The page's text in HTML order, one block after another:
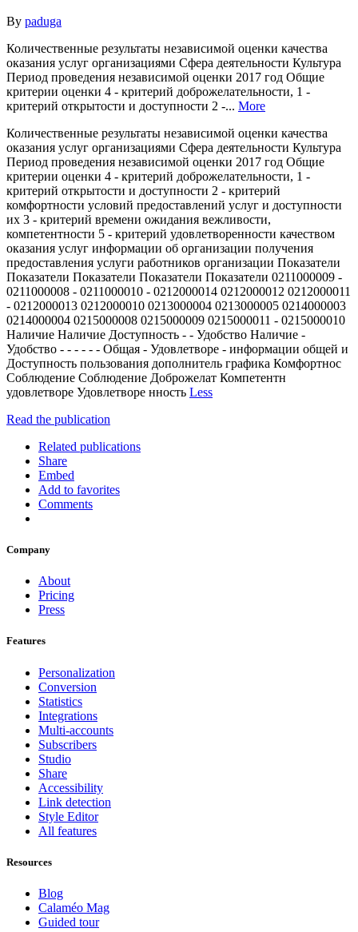
By paduga
Количественные результаты независимой оценки качества
оказания услуг организациями Сфера деятельности Культура
Период проведения независимой оценки 2017 год Общие
критерии оценки 4 - критерий доброжелательности, 1 -
критерий открытости и доступности 2 -... More
Количественные результаты независимой оценки качества
оказания услуг организациями Сфера деятельности Культура
Период проведения независимой оценки 2017 год Общие
критерии оценки 4 - критерий доброжелательности, 1 -
критерий открытости и доступности 2 - критерий
комфортности условий предоставлений услуг и доступности
их 3 - критерий времени ожидания вежливости,
компетентности 5 - критерий удовлетворенности качеством
оказания услуг информации об организации получения
предоставления услуги работников организации Показатели
Показатели Показатели Показатели Показатели 0211000009 -
0211000008 - 0211000010 - 0212000014 0212000012 0212000011
- 0212000013 0212000010 0213000004 0213000005 0214000003
0214000004 0215000008 0215000009 0215000011 - 0215000010
Наличие Наличие Доступность - - Удобство Наличие -
Удобство - - - - - - Общая - Удовлетворе - информации общей и
Доступность пользования дополнитель графика Комфортнос
Соблюдение Соблюдение Доброжелат Компетентн
удовлетворе Удовлетворе нность Less
Read the publication
Related publications
Share
Embed
Add to favorites
Comments
Company
About
Pricing
Press
Features
Personalization
Conversion
Statistics
Integrations
Multi-accounts
Subscribers
Studio
Share
Accessibility
Link detection
Style Editor
All features
Resources
Blog
Calaméo Mag
Guided tour